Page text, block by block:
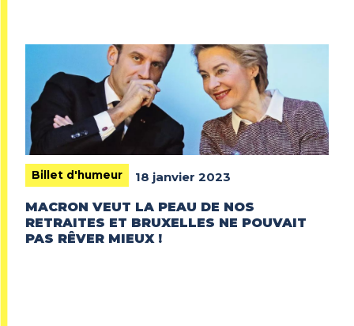
Billet d'humeur
18 janvier 2023
MACRON VEUT LA PEAU DE NOS
RETRAITES ET BRUXELLES NE POUVAIT
PAS RÊVER MIEUX !